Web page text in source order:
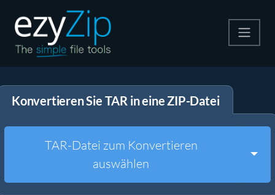
Entpacken
Konvertieren Sie TAR in eine ZIP-Datei
TAR-Datei zum Konvertieren
auswählen